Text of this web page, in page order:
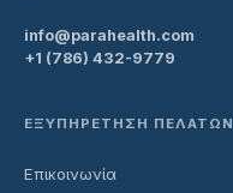
info@parahealth.com
+1 (786) 432-9779
ΕΞΥΠΗΡΈΤΗΣΗ ΠΕΛΑΤΏΝ
Επικοινωνία